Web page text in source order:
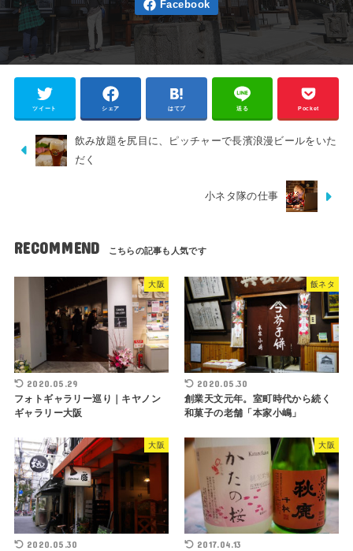
ツイート シェア はてブ 送る Pocket
飲み放題を尻目に、ピッチャーで長濱浪漫ビールをいた
だく
小ネタ隊の仕事
RECOMMEND
大阪
2020.05.29
フォトギャラリー巡り｜キヤノン
ギャラリー大阪
飯ネタ
2020.05.30
創業天文元年。室町時代から続く
和菓子の老舗「本家小嶋」
大阪
2020.05.30
大阪
2017.04.13